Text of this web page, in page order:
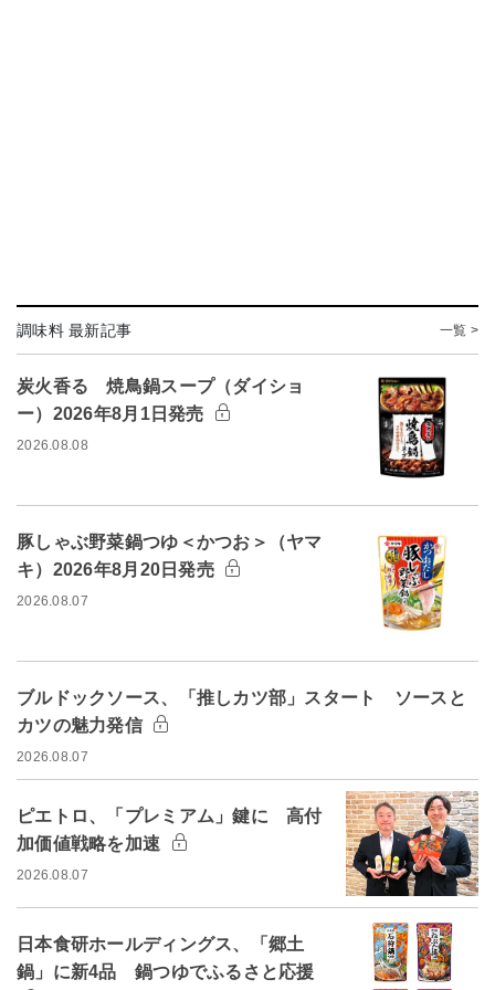
調味料 最新記事 一覧 >
炭火香る 焼鳥鍋スープ（ダイショ
ー）2026年8月1日発売
2026.08.08
豚しゃぶ野菜鍋つゆ＜かつお＞（ヤマ
キ）2026年8月20日発売
2026.08.07
ブルドックソース、「推しカツ部」スタート ソースと
カツの魅力発信
2026.08.07
ピエトロ、「プレミアム」鍵に 高付
加価値戦略を加速
2026.08.07
日本食研ホールディングス、「郷土
鍋」に新4品 鍋つゆでふるさと応援